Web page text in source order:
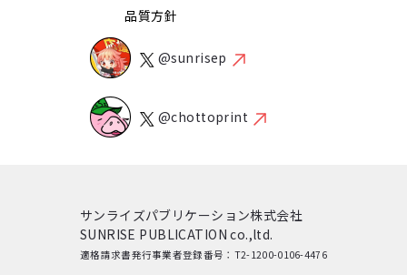
品質方針
@sunrisep
@chottoprint
サンライズパブリケーション株式会社
SUNRISE PUBLICATION co.,ltd.
適格請求書発行事業者登録番号：T2-1200-0106-4476